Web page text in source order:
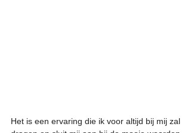
Het is een ervaring die ik voor altijd bij mij zal